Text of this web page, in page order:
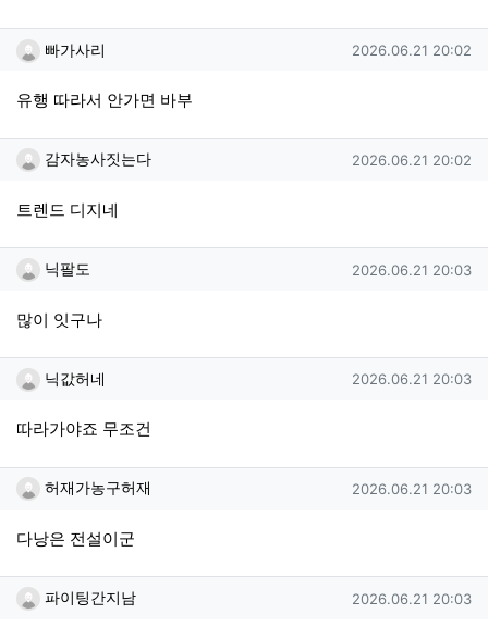
빠가사리님의 댓글
빠가사리 작성일
2026.06.21 20:02
유행 따라서 안가면 바부
감자농사짓는다님의 댓글
감자농사짓는다 작성일
2026.06.21 20:02
트렌드 디지네
닉팔도님의 댓글
닉팔도 작성일
2026.06.21 20:03
많이 잇구나
닉값허네님의 댓글
닉값허네 작성일
2026.06.21 20:03
따라가야죠 무조건
허재가농구허재님의 댓글
허재가농구허재 작성일
2026.06.21 20:03
다낭은 전설이군
파이팅간지남님의 댓글
파이팅간지남 작성일
2026.06.21 20:03